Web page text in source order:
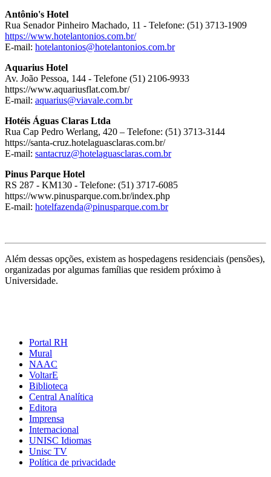
Antônio's Hotel
Rua Senador Pinheiro Machado, 11 - Telefone: (51) 3713-1909
https://www.hotelantonios.com.br/
E-mail: hotelantonios@hotelantonios.com.br
Aquarius Hotel
Av. João Pessoa, 144 - Telefone (51) 2106-9933
https://www.aquariusflat.com.br/
E-mail: aquarius@viavale.com.br
Hotéis Águas Claras Ltda
Rua Cap Pedro Werlang, 420 – Telefone: (51) 3713-3144
https://santa-cruz.hotelaguasclaras.com.br/
E-mail: santacruz@hotelaguasclaras.com.br
Pinus Parque Hotel
RS 287 - KM130 - Telefone: (51) 3717-6085
https://www.pinusparque.com.br/index.php
E-mail: hotelfazenda@pinusparque.com.br
Além dessas opções, existem as hospedagens residenciais (pensões),
organizadas por algumas famílias que residem próximo à
Universidade.
Portal RH
Mural
NAAC
VoltarE
Biblioteca
Central Analítica
Editora
Imprensa
Internacional
UNISC Idiomas
Unisc TV
Política de privacidade